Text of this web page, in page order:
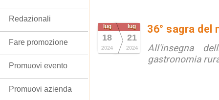
lug
18
2024
lug
21
2024
36° sagra del
All'insegna
gastronomia
Redazionali
Fare promozione
Promuovi evento
Promuovi azienda